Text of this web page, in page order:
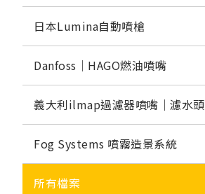
日本Lumina自動噴槍
Danfoss｜HAGO燃油噴嘴
義大利ilmap過濾器噴嘴｜濾水頭
Fog Systems 噴霧造景系統
所有檔案